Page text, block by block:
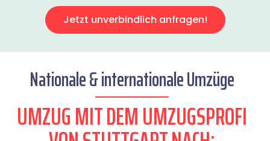
Jetzt unverbindlich anfragen!
Nationale & internationale Umzüge
UMZUG MIT DEM UMZUGSPROFI